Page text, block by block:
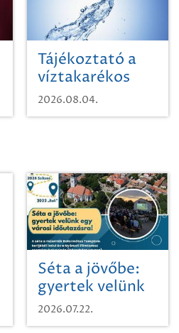
Tájékoztató a
víztakarékos
vízhasználatról
2026.08.04.
Séta a jövőbe:
gyertek velünk
egy városi
időutazásra!
2026.07.22.